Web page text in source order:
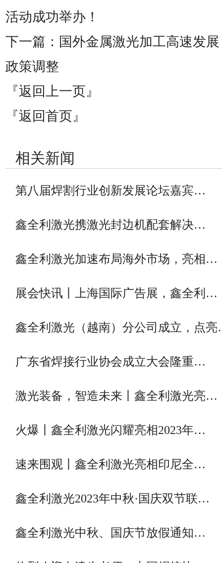
活动成功举办！
下一篇： 国外金属激光加工高速发
政策调整
『返回上一页』
『返回首页』
相关新闻
第八届焊割行业创新发展论坛嘉宾…
鑫全利激光携激光封边机配套解决…
鑫全利激光加速布局海外市场，亮相…
展会快讯丨上海国际广告展，鑫全利…
鑫全利激光（越南）分公司成立，点
广东省焊接行业协会成立大会隆重…
激光装备，智造未来丨鑫全利激光亮…
火爆丨鑫全利激光闪耀亮相2023年…
速来围观丨鑫全利激光亮相印尼全…
鑫全利激光2023年中秋·国庆双节联…
鑫全利激光中秋、国庆节放假通知…